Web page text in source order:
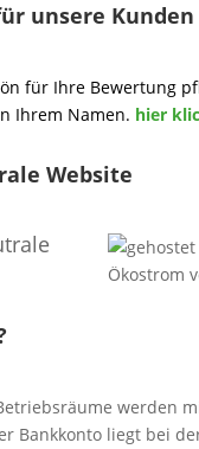
unsere Kunden
für Ihre Bewertung
Ihrem Namen. hier
Website
werden
Bankkonto liegt bei